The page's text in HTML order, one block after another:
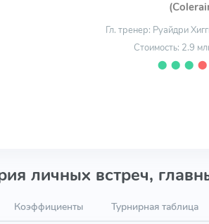
Гл. тренер: Руайдри
Стоимость: 2.9
⬤ ⬤ ⬤ ⬤
личных встреч,
Коэффициенты Турнирная таблица